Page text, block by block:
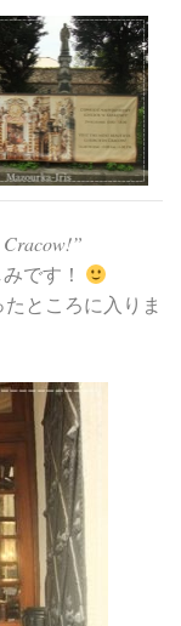
Cracow!”
です！
ところに入りま